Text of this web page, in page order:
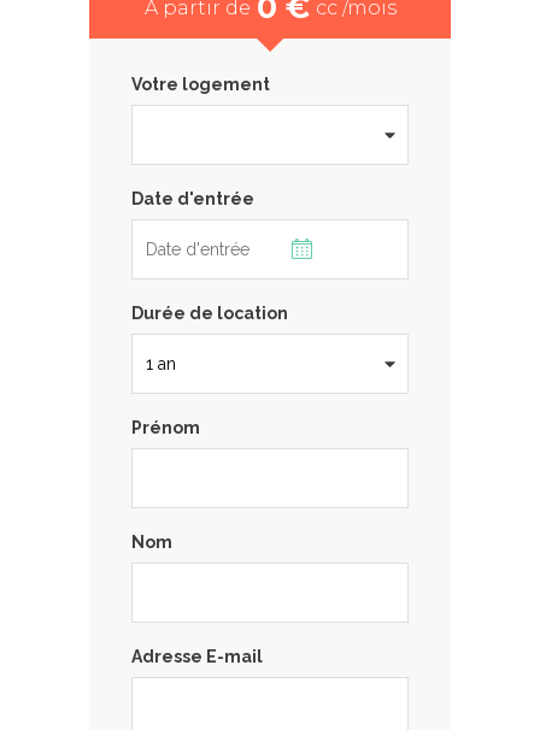
À partir de 0 € cc /mois
Votre logement
Date d'entrée
Durée de location
Prénom
Nom
Adresse E-mail